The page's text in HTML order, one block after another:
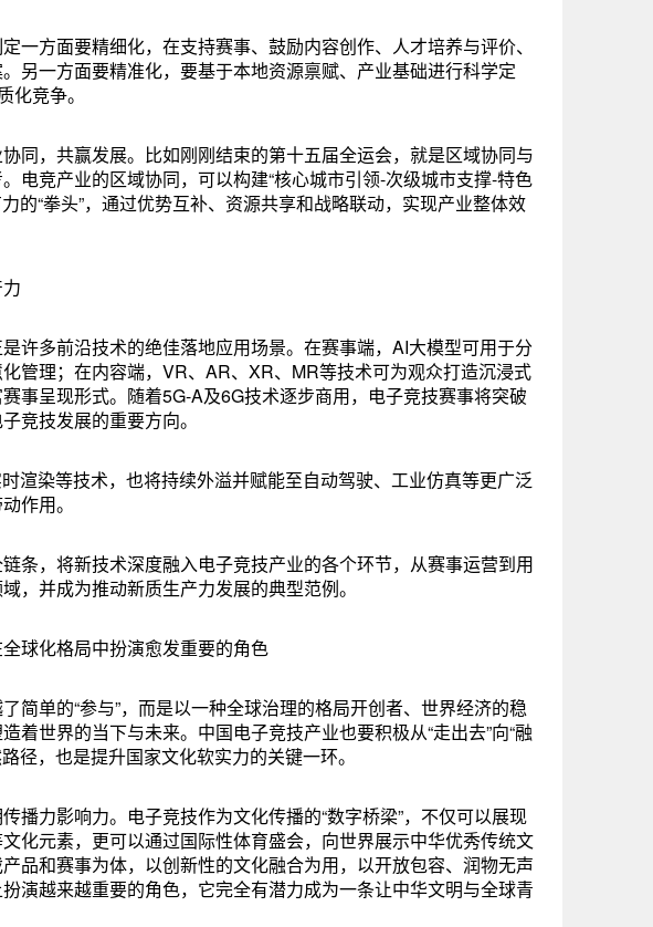
一方面要精细化，在支持赛事、鼓励内容创作、人才培养与评价、
另一方面要精准化，要基于本地资源禀赋、产业基础进行科学定
化竞争。
同，共赢发展。比如刚刚结束的第十五届全运会，就是区域协同与
电竞产业的区域协同，可以构建“核心城市引领-次级城市支撑-特色
的“拳头”，通过优势互补、资源共享和战略联动，实现产业整体效
许多前沿技术的绝佳落地应用场景。在赛事端，AI大模型可用于分
管理；在内容端，VR、AR、XR、MR等技术可为观众打造沉浸式
事呈现形式。随着5G-A及6G技术逐步商用，电子竞技赛事将突破
竞技发展的重要方向。
渲染等技术，也将持续外溢并赋能至自动驾驶、工业仿真等更广泛
作用。
条，将新技术深度融入电子竞技产业的各个环节，从赛事运营到用
，并成为推动新质生产力发展的典型范例。
球化格局中扮演愈发重要的角色
简单的“参与”，而是以一种全球治理的格局开创者、世界经济的稳
着世界的当下与未来。中国电子竞技产业也要积极从“走出去”向“融
径，也是提升国家文化软实力的关键一环。
播力影响力。电子竞技作为文化传播的“数字桥梁”，不仅可以展现
化元素，更可以通过国际性体育盛会，向世界展示中华优秀传统文
品和赛事为体，以创新性的文化融合为用，以开放包容、润物无声
演越来越重要的角色，它完全有潜力成为一条让中华文明与全球青